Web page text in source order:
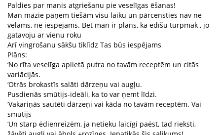
Paldies par manis atgriešanu pie veselīgas ēšanas!
Man mazie paņem tiešām visu laiku un pārcensties nav ne
vēlams, ne iespējams. Bet man ir plāns, kā ēdīšu turpmāk , jo
gatavoju ar vienu roku
Arī vingrošanu sākšu tiklīdz Tas būs iespējams
Plāns:
‘No rīta veselīga aplietā putra no tavām receptēm un citās
variācijās.
‘Otrās brokastīs salāti dārzeņu vai augļu.
Pusdienās smūtijs-ideāli, ka to var ņemt līdzi.
‘Vakariņās sautēti dārzeņi vai kāda no tavām receptēm. Vai
smūtijs
‘Un starp ēdienreizēm, ja netieku laicīgi paēst, tad rieksti,